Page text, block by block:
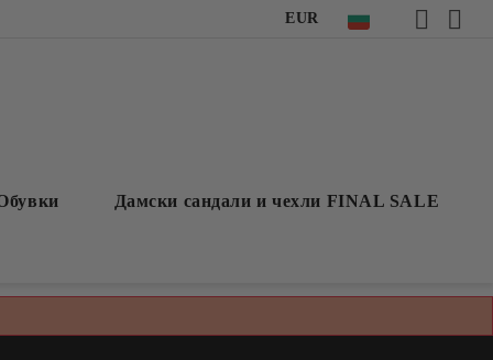
EUR
Дамски сандали и чехли FINAL SALE